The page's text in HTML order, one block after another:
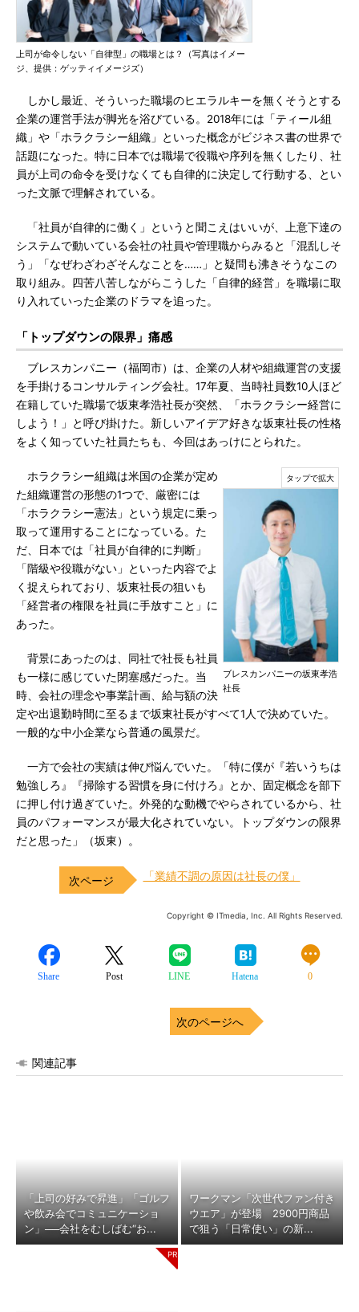
上司が命令しない「自律型」の職場とは？（写真はイメー
ジ、提供：ゲッティイメージズ）
しかし最近、そういった職場のヒエラルキーを無くそうとする
企業の運営手法が脚光を浴びている。2018年には「ティール組
織」や「ホラクラシー組織」といった概念がビジネス書の世界で
話題になった。特に日本では職場で役職や序列を無くしたり、社
員が上司の命令を受けなくても自律的に決定して行動する、とい
った文脈で理解されている。
「社員が自律的に働く」というと聞こえはいいが、上意下達の
システムで動いている会社の社員や管理職からみると「混乱しそ
う」「なぜわざわざそんなことを……」と疑問も沸きそうなこの
取り組み。四苦八苦しながらこうした「自律的経営」を職場に取
り入れていった企業のドラマを追った。
「トップダウンの限界」痛感
ブレスカンパニー（福岡市）は、企業の人材や組織運営の支援
を手掛けるコンサルティング会社。17年夏、当時社員数10人ほど
在籍していた職場で坂東孝浩社長が突然、「ホラクラシー経営に
しよう！」と呼び掛けた。新しいアイデア好きな坂東社長の性格
をよく知っていた社員たちも、今回はあっけにとられた。
ブレスカンパニーの坂東孝浩
社長
ホラクラシー組織は米国の企業が定め
た組織運営の形態の1つで、厳密には
「ホラクラシー憲法」という規定に乗っ
取って運用することになっている。た
だ、日本では「社員が自律的に判断」
「階級や役職がない」といった内容でよ
く捉えられており、坂東社長の狙いも
「経営者の権限を社員に手放すこと」に
あった。
背景にあったのは、同社で社長も社員
も一様に感じていた閉塞感だった。当
時、会社の理念や事業計画、給与額の決
定や出退勤時間に至るまで坂東社長がすべて1人で決めていた。
一般的な中小企業なら普通の風景だ。
一方で会社の実績は伸び悩んでいた。「特に僕が『若いうちは
勉強しろ』『掃除する習慣を身に付けろ』とか、固定概念を部下
に押し付け過ぎていた。外発的な動機でやらされているから、社
員のパフォーマンスが最大化されていない。トップダウンの限界
だと思った」（坂東）。
「業績不調の原因は社長の僕」
Copyright © ITmedia, Inc. All Rights Reserved.
Share Post LINE Hatena 0
次のページへ
関連記事
「上司の好みで昇進」「ゴルフ
や飲み会でコミュニケーショ
ン」──会社をむしばむ“お...
ワークマン「次世代ファン付き
ウエア」が登場 2900円商品
で狙う「日常使い」の新...